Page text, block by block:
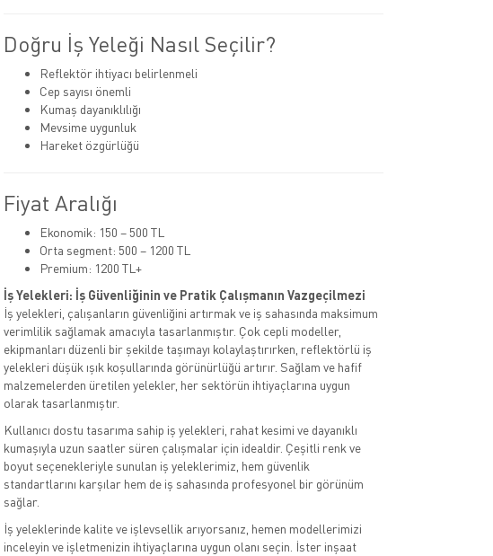
Doğru İş Yeleği Nasıl Seçilir?
Reflektör ihtiyacı belirlenmeli
Cep sayısı önemli
Kumaş dayanıklılığı
Mevsime uygunluk
Hareket özgürlüğü
Fiyat Aralığı
Ekonomik: 150 – 500 TL
Orta segment: 500 – 1200 TL
Premium: 1200 TL+
İş Yelekleri: İş Güvenliğinin ve Pratik Çalışmanın Vazgeçilmezi
İş yelekleri, çalışanların güvenliğini artırmak ve iş sahasında maksimum
verimlilik sağlamak amacıyla tasarlanmıştır. Çok cepli modeller,
ekipmanları düzenli bir şekilde taşımayı kolaylaştırırken, reflektörlü iş
yelekleri düşük ışık koşullarında görünürlüğü artırır. Sağlam ve hafif
malzemelerden üretilen yelekler, her sektörün ihtiyaçlarına uygun
olarak tasarlanmıştır.
Kullanıcı dostu tasarıma sahip iş yelekleri, rahat kesimi ve dayanıklı
kumaşıyla uzun saatler süren çalışmalar için idealdir. Çeşitli renk ve
boyut seçenekleriyle sunulan iş yeleklerimiz, hem güvenlik
standartlarını karşılar hem de iş sahasında profesyonel bir görünüm
sağlar.
İş yeleklerinde kalite ve işlevsellik arıyorsanız, hemen modellerimizi
inceleyin ve işletmenizin ihtiyaçlarına uygun olanı seçin. İster inşaat